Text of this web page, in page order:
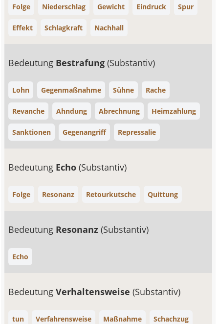
Folge Niederschlag Gewicht Eindruck Spur
Effekt Schlagkraft Nachhall
Bedeutung Bestrafung(Substantiv)
Lohn Gegenmaßnahme Sühne Rache
Revanche Ahndung Abrechnung Heimzahlung
Sanktionen Gegenangriff Repressalie
Bedeutung Echo(Substantiv)
Folge Resonanz Retourkutsche Quittung
Bedeutung Resonanz(Substantiv)
Echo
BedeutungVerhaltensweise(Substantiv)
tun Verfahrensweise Maßnahme Schachzug